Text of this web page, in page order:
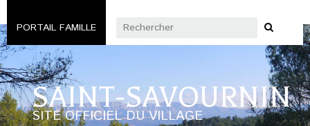
PORTAIL FAMILLE
SAINT-SAVOURNIN
SITE OFFICIEL DU VILLAGE